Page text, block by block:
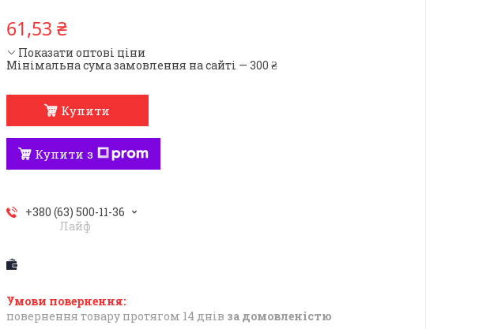
61,53 ₴
Показати оптові ціни
Мінімальна сума замовлення на сайті — 300 ₴
Купити
Купити з
+380 (63) 500-11-36
Лайф
повернення товару протягом 14 днів за домовленістю